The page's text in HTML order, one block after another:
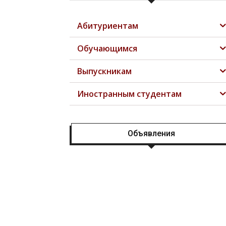
Абитуриентам
Обучающимся
Выпускникам
Иностранным студентам
Объявления